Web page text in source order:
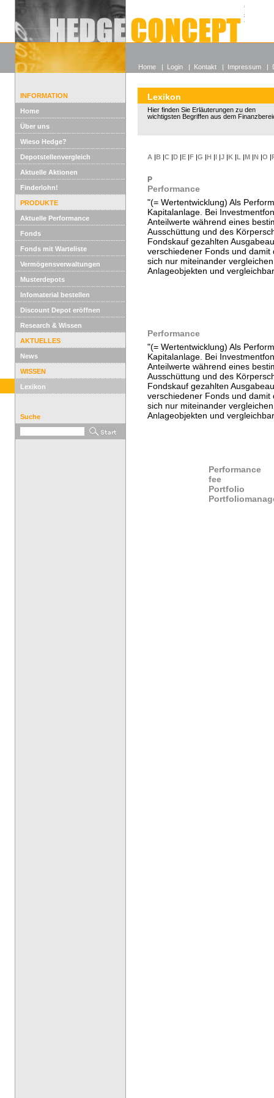
Alle
Wieso
INFORMATION
Home
Über uns
Wieso Hedge?
Depotstellenvergleich
Aktuelle Aktionen
Finderlohn!
PRODUKTE
Aktuelle Performance
Fonds
Fonds mit Warteliste
Vermögensverwaltungen
Musterdepots
Infomaterial bestellen
Discount Depot eröffnen
Research & Wissen
AKTUELLES
News
WISSEN
Lexikon
Suche
Lexikon
Hier finden Sie Erläuterungen zu den
wichtigsten Begriffen aus dem
A |B |C |D |E |F |G |H |I |J |K |L |M |N |O |
P
Performance
"(= Wertentwicklung) Als
Kapitalanlage. Bei
Anteilwerte während eines
Ausschüttung und des
Fondskauf gezahlten
verschiedener Fonds und
sich nur miteinander
Anlageobjekten und
Performance
"(= Wertentwicklung) Als
Kapitalanlage. Bei
Anteilwerte während eines
Ausschüttung und des
Fondskauf gezahlten
verschiedener Fonds und
sich nur miteinander
Anlageobjekten und
Performance
fee
Portfolio
Home | Login | Kontakt | Impressum |